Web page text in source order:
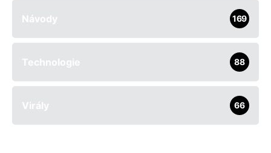
Návody 169
Technologie 88
Virály 66